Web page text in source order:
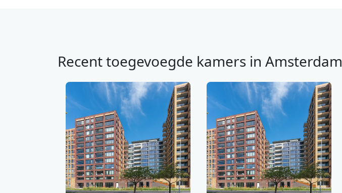
Recent toegevoegde kamers in Amsterdam